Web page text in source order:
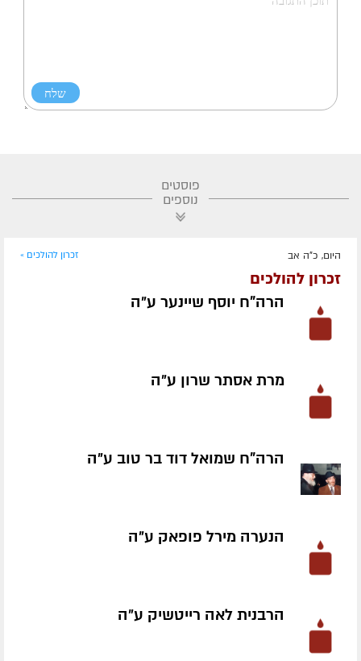
פוסטים
נוספים
היום, כ"ה אב זכרון להולכים »
זכרון להולכים
הרה"ח יוסף שיינער ע״ה
מרת אסתר שרון ע״ה
הרה"ח שמואל דוד בר טוב ע״ה
הנערה מירל פופאק ע״ה
הרבנית לאה רייטשיק ע״ה